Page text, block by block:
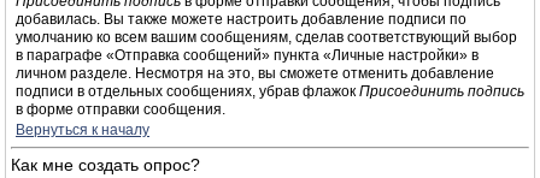
добавилась. Вы также можете настроить добавление подписи по
умолчанию ко всем вашим сообщениям, сделав соответствующий выбор
в параграфе «Отправка сообщений» пункта «Личные настройки» в
личном разделе. Несмотря на это, вы сможете отменить добавление
подписи в отдельных сообщениях, убрав флажок Присоединить подпись
в форме отправки сообщения.
Вернуться к началу
Как мне создать опрос?